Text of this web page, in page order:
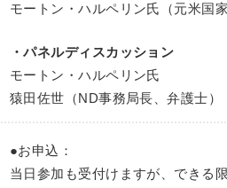
モートン・ハルペリン氏（元米国
・パネルディスカッション
モートン・ハルペリン氏
猿田佐世（ND事務局長、弁護士）
●お申込：
当日参加も受付けますが、できる